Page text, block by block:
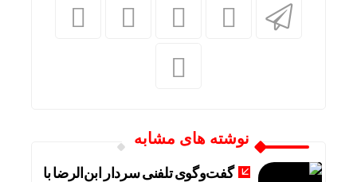
نوشته های مشابه
گفت‌وگوی تلفنی سردار ابن‌الرضا با